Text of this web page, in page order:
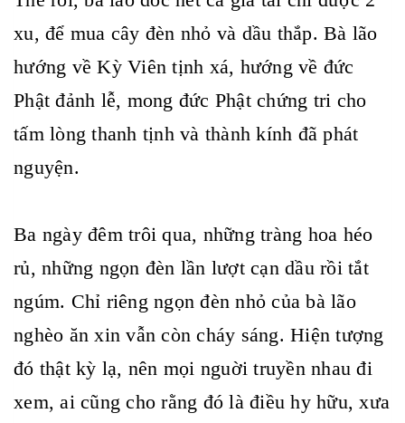
xu, để mua cây đèn nhỏ và dầu thắp. Bà lão
hướng về Kỳ Viên tịnh xá, hướng về đức
Phật đảnh lễ, mong đức Phật chứng tri cho
tấm lòng thanh tịnh và thành kính đã phát
nguyện.
Ba ngày đêm trôi qua, những tràng hoa héo
rủ, những ngọn đèn lần lượt cạn dầu rồi tắt
ngúm. Chỉ riêng ngọn đèn nhỏ của bà lão
nghèo ăn xin vẫn còn cháy sáng. Hiện tượng
đó thật kỳ lạ, nên mọi nguời truyền nhau đi
xem, ai cũng cho rằng đó là điều hy hữu, xưa